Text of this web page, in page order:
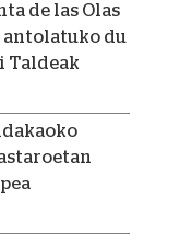
de las Olas
du
Taldeak